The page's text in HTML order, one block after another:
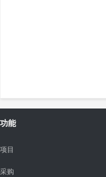
功能
项目
采购